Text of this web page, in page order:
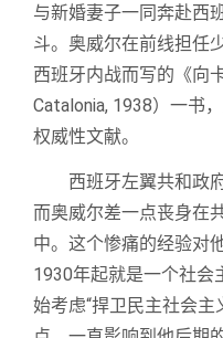
与新婚妻子一同奔赴西
斗。奥威尔在前线担任
西班牙内战而写的《向
Catalonia, 1938）一书
权威性文献。
西班牙左翼共和政
而奥威尔差一点丧身在
中。这个惨痛的经验对
1930年起就是一个社会
始考虑“捍卫民主社会